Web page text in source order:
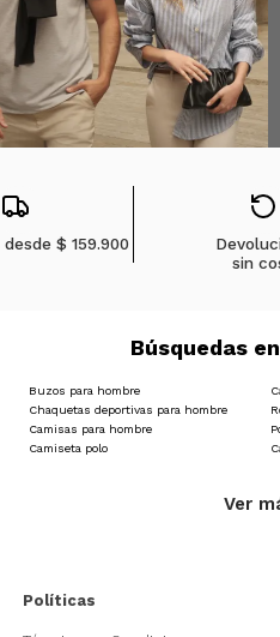
desde $ 159.900
sin
Búsquedas
Buzos para hombre
Chaquetas deportivas para hombre
Camisas para hombre
Camiseta polo
Ver
Políticas